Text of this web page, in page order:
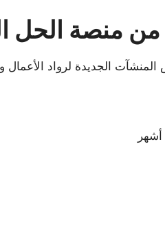
من منصة الحل
الجديدة لرواد